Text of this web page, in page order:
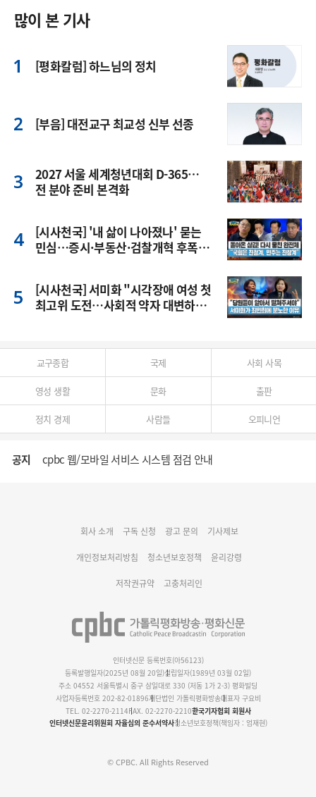
많이 본 기사
[평화칼럼] 하느님의 정치
[부음] 대전교구 최교성 신부 선종
2027 서울 세계청년대회 D-365…
전 분야 준비 본격화
[시사천국] '내 삶이 나아졌나' 묻는
민심…증시·부동산·검찰개혁 후폭
[시사천국] 서미화 "시각장애 여성 첫
최고위 도전…사회적 약자 대변하겠
교구종합 국제 사회 사목
영성 생활 문화 출판
정치 경제 사람들 오피니언
공지 cpbc 웹/모바일 서비스 시스템 점검 안내
명동 미디어큐브 & 1898 미디어월 공모전 수상작 발표
회사 소개 구독 신청 광고 문의 기사제보
개인정보처리방침 청소년보호정책 윤리강령
저작권규약 고충처리인
인터넷신문 등록번호(아56123)
등록발행일자(2025년 08월 20일)설립일자(1989년 03월 02일)
주소 04552 서울특별시 중구 삼일대로 330 (저동 1가 2-3) 평화빌딩
사업자등록번호 202-82-01896재단법인 가톨릭평화방송대표자 구요비
TEL. 02-2270-2114FAX. 02-2270-2210한국기자협회 회원사
인터넷신문윤리위원회 자율심의 준수서약사청소년보호정책(책임자 : 엄재현)
© CPBC. All Rights Reserved